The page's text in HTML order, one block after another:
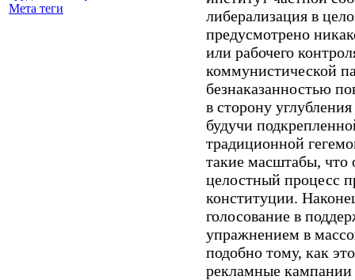
Мета теги
либерализация в
предусмотрено
или рабочего
коммунистической
безнаказанностью
в сторону
будучи
традиционной
такие масштабы,
целостный процесс
конституции.
голосование в
упражнением в
подобно тому, как
рекламные